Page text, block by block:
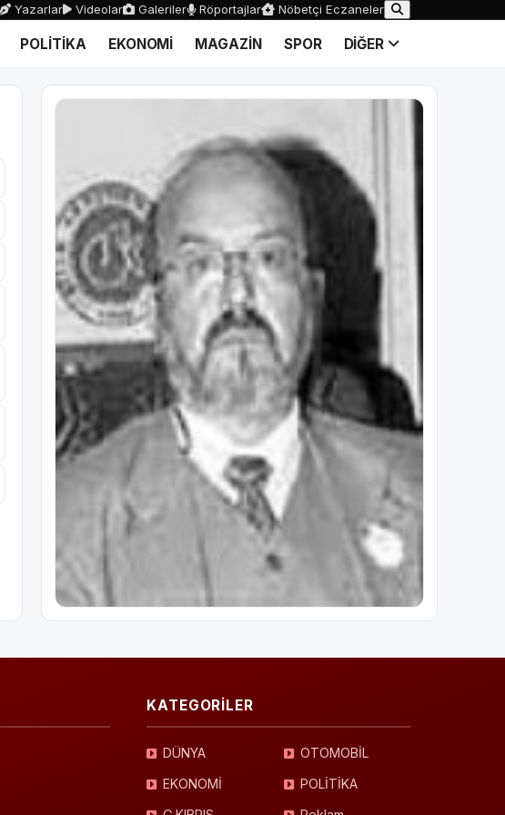
Yazarlar Videolar Galeriler Röportajlar Nöbetçi Eczaneler
POLİTİKA EKONOMİ MAGAZİN SPOR DİĞER
KATEGORİLER
DÜNYA
EKONOMİ
OTOMOBİL
POLİTİKA